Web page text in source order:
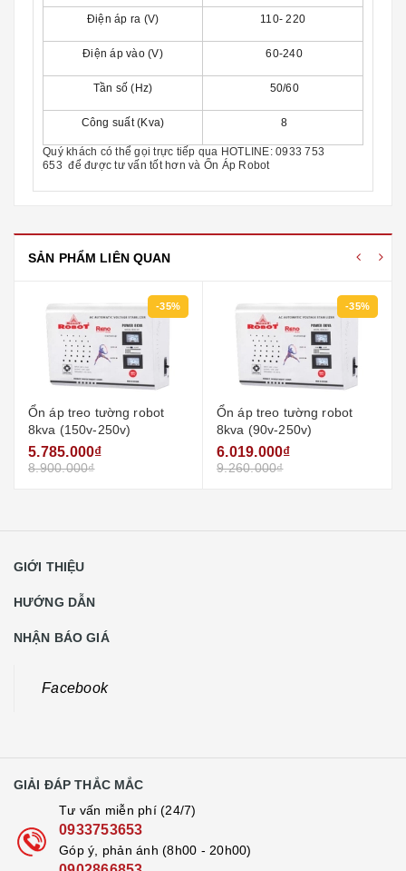
Điện áp ra (V) 110- 220
Điện áp vào (V) 60-240
Tần số (Hz) 50/60
Công suất (Kva) 8
Quý khách có thể gọi trực tiếp qua HOTLINE: 0933 753
653 để được tư vấn tốt hơn và Ổn Áp Robot
SẢN PHẨM LIÊN QUAN
-35%
Ổn áp treo tường robot
8kva (150v-250v)
5.785.000₫
8.900.000₫
-35%
Ổn áp treo tường robot
8kva (90v-250v)
6.019.000₫
9.260.000₫
GIỚI THIỆU
HƯỚNG DẪN
NHẬN BÁO GIÁ
Facebook
GIẢI ĐÁP THẮC MẮC
Tư vấn miễn phí (24/7)
0933753653
Góp ý, phản ánh (8h00 - 20h00)